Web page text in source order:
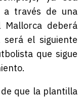
a través de una
Mallorca deberá
el siguiente
que sigue
que la plantilla